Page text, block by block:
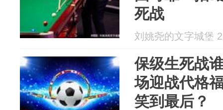
死战
刘姚尧的文字城堡
保级生死战
场迎战代格
笑到最后？